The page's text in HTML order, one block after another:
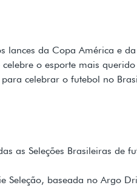
lances da Copa América e
o esporte mais
celebrar o futebol no
as Seleções Brasileiras de
Seleção, baseada no Argo